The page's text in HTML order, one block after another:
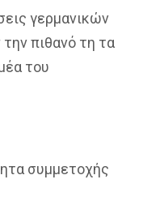
γερμανικών
πιθανό τη τα
του
συμμετοχής